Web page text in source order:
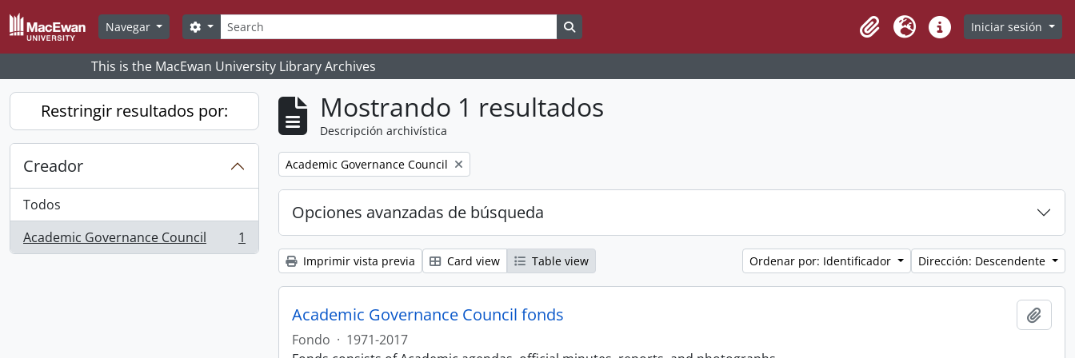
Skip to main content
Navegar
Búsqueda
Search options
Clipboard
Idioma Enlaces rápidos
Iniciar sesión
This is the MacEwan University Library Archives
Restringir resultados por:
Creador
Todos
Academic Governance Council
, 1 resultados 1
Mostrando 1 resultados
Descripción archivística
Remove filter:
Academic Governance Council
Opciones avanzadas de búsqueda
Imprimir vista previa Card view Table view Ordenar por: Identificador Dirección: Descendente
Academic Governance Council fonds
Fondo · 1971-2017